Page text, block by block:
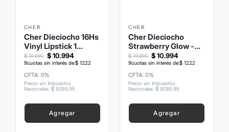
CHER
Cher Dieciocho 16Hs
Vinyl Lipstick 1
Peachy Dream
$ 10.994
$ 19.990
9cuotas sin interés de:$ 1222
CFTA: 0%
Precio sin Impuestos
Nacionales: $ 9085,95
Agregar
CHER
Cher Dieciocho
Strawberry Glow -
Glossy Lips
$10.994
$ 19.990
9cuotas sin interés de:$ 1222
CFTA: 0%
Precio sin Impuestos
Nacionales: $ 908595
Agregar